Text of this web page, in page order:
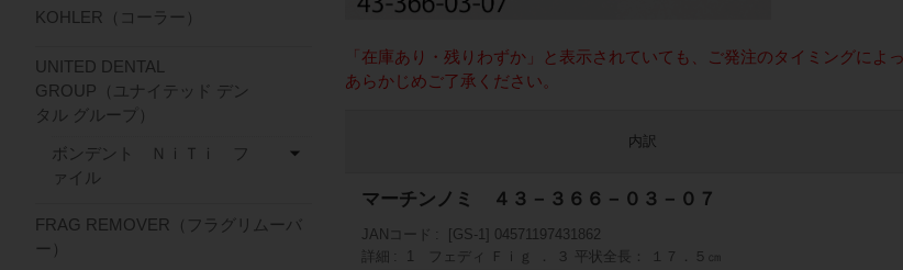
「在庫あり・残りわずか」と表示されていても、ご発注のタイミングによ
あらかじめご了承ください。
内訳
マーチンノミ ４３－３６６－０３－０７
JANコード
[GS-1] 04571197431862
詳細
1 フェディ Ｆｉｇ ． ３ 平状全長： １７．５㎝
KOHLER（コーラー）
UNITED DENTAL
GROUP（ユナイテッド デン
タル グループ）
ボンデント ＮｉＴｉ フ
ァイル
FRAG REMOVER（フラグリムーバ
ー）